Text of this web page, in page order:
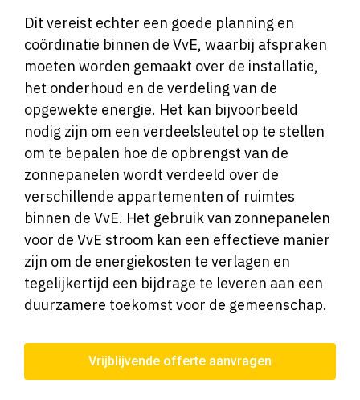
Dit vereist echter een goede planning en
coördinatie binnen de VvE, waarbij afspraken
moeten worden gemaakt over de installatie,
het onderhoud en de verdeling van de
opgewekte energie. Het kan bijvoorbeeld
nodig zijn om een verdeelsleutel op te stellen
om te bepalen hoe de opbrengst van de
zonnepanelen wordt verdeeld over de
verschillende appartementen of ruimtes
binnen de VvE. Het gebruik van zonnepanelen
voor de VvE stroom kan een effectieve manier
zijn om de energiekosten te verlagen en
tegelijkertijd een bijdrage te leveren aan een
duurzamere toekomst voor de gemeenschap.
Vrijblijvende offerte aanvragen